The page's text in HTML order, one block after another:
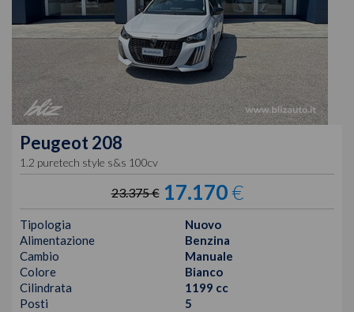
Peugeot 208
1.2 puretech style s&s 100cv
23.375 € 17.170€
Tipologia
Nuovo
Alimentazione
Benzina
Cambio
Manuale
Colore
Bianco
Cilindrata
1199 cc
Posti
5